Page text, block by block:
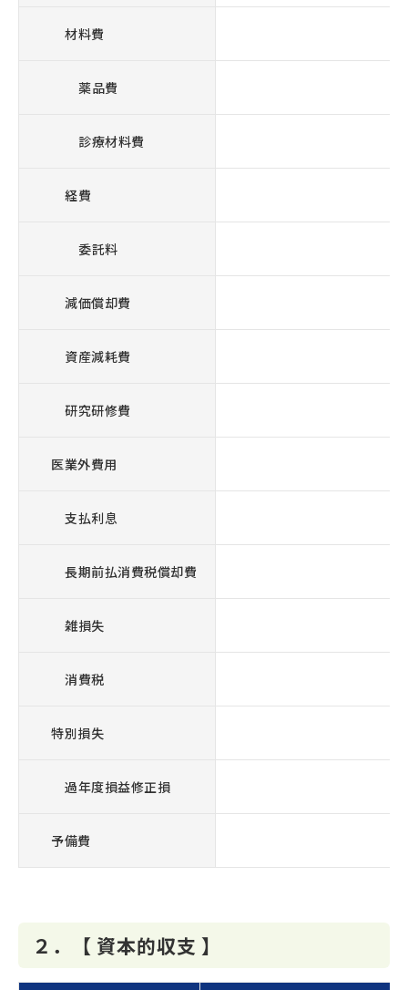
材料費
薬品費
診療材料費
経費
委託料
減価償却費
資産減耗費
研究研修費
医業外費用
支払利息
長期前払消費税償却費
雑損失
消費税
特別損失
過年度損益修正損
予備費
２．【 資本的収支 】